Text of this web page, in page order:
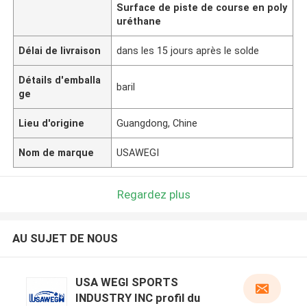
Surface de piste de course en poly
uréthane
Délai de livraison dans les 15 jours après le solde
Détails d'emballa
ge
baril
Lieu d'origine Guangdong, Chine
Nom de marque USAWEGI
Regardez plus
AU SUJET DE NOUS
USA WEGI SPORTS
INDUSTRY INC profil du